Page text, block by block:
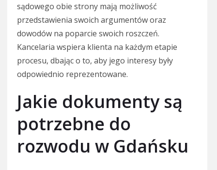
sądowego obie strony mają możliwość
przedstawienia swoich argumentów oraz
dowodów na poparcie swoich roszczeń.
Kancelaria wspiera klienta na każdym etapie
procesu, dbając o to, aby jego interesy były
odpowiednio reprezentowane.
Jakie dokumenty są
potrzebne do
rozwodu w Gdańsku